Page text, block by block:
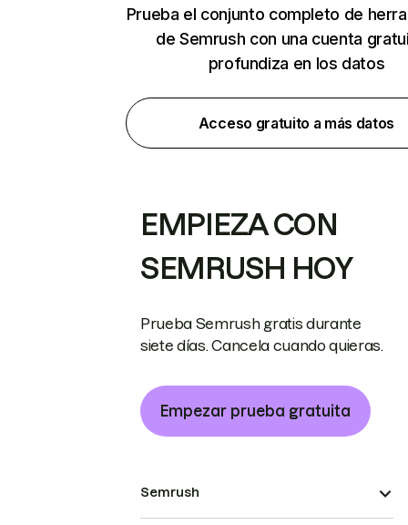
Prueba el conjunto completo de
de Semrush con una cuenta
profundiza en los datos
Acceso gratuito a más datos
EMPIEZA CON
SEMRUSH HOY
Prueba Semrush gratis durante
siete días. Cancela cuando quieras.
Empezar prueba gratuita
Semrush